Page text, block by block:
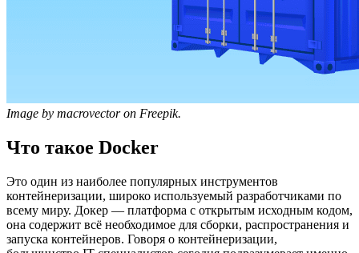
Image by macrovector on Freepik.
Что такое Docker
Это один из наиболее популярных инструментов
контейнеризации, широко используемый разработчиками по
всему миру. Докер — платформа с открытым исходным кодом,
она содержит всё необходимое для сборки, распространения и
запуска контейнеров. Говоря о контейнеризации,